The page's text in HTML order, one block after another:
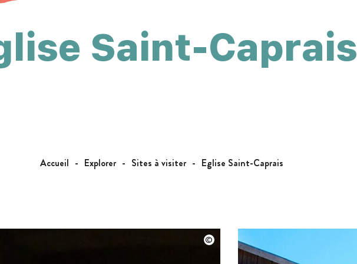
Accueil Explorer Sites à visiter Eglise Saint-Caprais
Saint-Caprais